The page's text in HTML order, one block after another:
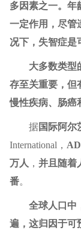
多因素之一。年
一定作用，尽管
况下，失智症是
大多数类型
存至关重要，但
慢性疾病、肠癌
据国际阿尔
International，
万人 ， 并且随着
番。
全球人口中
遍，这归因于可